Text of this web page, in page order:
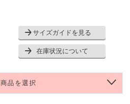
サイズガイドを見る
在庫状況について
商品を選択